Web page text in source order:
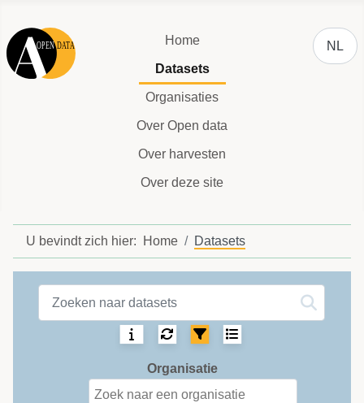
Home
Datasets
Organisaties
Over Open data
Over harvesten
Over deze site
NL
U bevindt zich hier: Home Datasets
Sortering: Selecteer het aantal
Organisatie